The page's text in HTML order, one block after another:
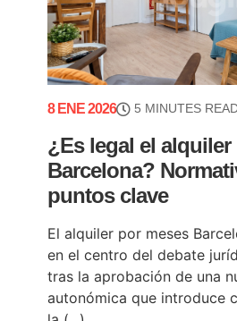
8 ENE 2026 5 MINUTES
¿Es legal el
Barcelona?
puntos clave
El alquiler por meses
en el centro del debate
tras la aprobación de una
autonómica que introduce